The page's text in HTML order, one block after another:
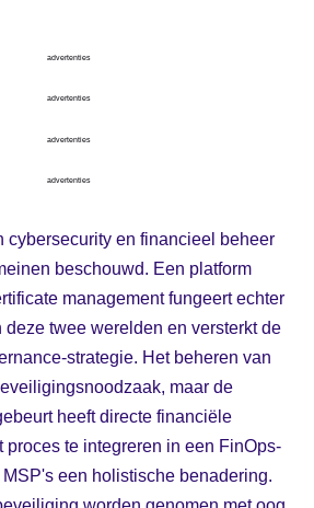
advertenties
advertenties
advertenties
advertenties
cybersecurity en financieel beheer
beschouwd. Een platform
management fungeert echter
deze twee werelden en versterkt de
strategie. Het beheren van
maar de
heeft directe financiële
proces te integreren in een FinOps-
een holistische benadering.